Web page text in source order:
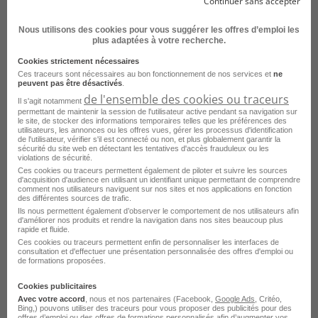
- Des conditions de travail adaptées à votre rythme
personnel (choix du cycle de travail, télétravail, 25
jours de congés annuels, régime de RTT jusqu'à 23
jours- selon organisation du service)
- Bénéficier d'un large panel d'avantages (accès à une
flotte de vélo électrique, accès à des activités sportives
et billetterie à tarifs avantageux via "le groupement"...)
- Disposer d'une participation de la collectivité aux
frais de transport, mutuelle et prévoyance
La Ville est ouverte à la diversité et facilite l'accueil et
l'intégration des personnes en situation de handicap.
Leprofilrecherché
Pour réussir sur ce poste vous disposez idéalement
Nous utilisons des cookies pour vous suggérer les offres d’emploi les
plus adaptées à votre recherche.
Cookies strictement nécessaires
Ces traceurs sont nécessaires au bon fonctionnement de nos services et ne
peuvent pas être désactivés
Il s'agit notamment de l'ensemble des cookies ou traceurs
permettant de maintenir la session de l'utilisateur active pendant sa navigation sur
le site, de stocker des informations temporaires telles que les préférences des
utilisateurs, les annonces ou les offres vues, gérer les processus d'identification
de l'utilisateur, vérifier s'il est connecté ou non, et plus globalement garantir la
sécurité du site web en détectant les tentatives d'accès frauduleux ou les
violations de sécurité.
Ces cookies ou traceurs permettent également de piloter et suivre les sources
d'acquisition d'audience en utilisant un identifiant unique permettant de comprendre
comment nos utilisateurs naviguent sur nos sites et nos applications en fonction
des différentes sources de trafic.
Ils nous permettent également d’observer le comportement de nos utilisateurs afin
d'améliorer nos produits et rendre la navigation dans nos sites beaucoup plus
rapide et fluide.
Ces cookies ou traceurs permettent enfin de personnaliser les interfaces de
consultation et d'effectuer une présentation personnalisée des offres d'emploi ou
de formations proposées.
Cookies publicitaires
Avec votre accord , nous et nos partenaires (Facebook, Google Ads , Critéo,
Bing,) pouvons utiliser des traceurs pour vous proposer des publicités pour des